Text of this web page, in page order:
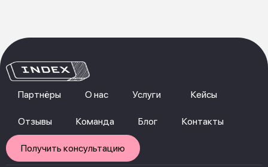
Партнёры О нас Услуги Кейсы
Отзывы Команда Блог Контакты
Получить консультацию